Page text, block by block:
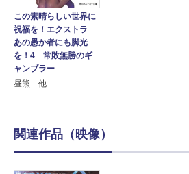
この素晴らしい世界に
祝福を！エクストラ
あの愚か者にも脚光
を！4 常敗無勝のギ
ャンブラー
昼熊 他
関連作品（映像）